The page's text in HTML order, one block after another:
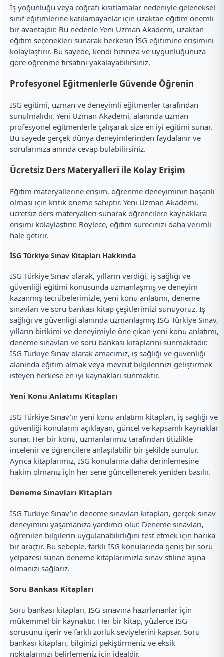
İş yoğunluğu veya coğrafi kısıtlamalar nedeniyle geleneksel
sınıf eğitimlerine katılamayanlar için uzaktan eğitim önemli
bir avantajdır. Bu nedenle Yeni Uzman Akademi, uzaktan
eğitim seçenekleri sunarak herkesin İSG eğitimine erişimini
kolaylaştırır. Bu sayede, kendi hızınıza ve uygunluğunuza
göre öğrenme fırsatını yakalayabilirsiniz.
Profesyonel Eğitmenlerle Güvende Öğrenin
İSG eğitimi, uzman ve deneyimli eğitmenler tarafından
sunulmalıdır. Yeni Uzman Akademi, alanında uzman
profesyonel eğitmenlerle çalışarak size en iyi eğitimi sunar.
Bu sayede gerçek dünya deneyimlerinden faydalanır ve
sorularınıza anında cevap bulabilirsiniz.
Ücretsiz Ders Materyalleri ile Kolay Erişim
Eğitim materyallerine erişim, öğrenme deneyiminin başarılı
olması için kritik öneme sahiptir. Yeni Uzman Akademi,
ücretsiz ders materyalleri sunarak öğrencilere kaynaklara
erişimi kolaylaştırır. Böylece, eğitim sürecinizi daha verimli
hale getirir.
İSG Türkiye Sınav Kitapları Hakkında
İSG Türkiye Sınav olarak, yılların verdiği, iş sağlığı ve
güvenliği eğitimi konusunda uzmanlaşmış ve deneyim
kazanmış tecrübelerimizle, yeni konu anlatımı, deneme
sınavları ve soru bankası kitap çeşitlerimizi sunuyoruz. İş
sağlığı ve güvenliği alanında uzmanlaşmış İSG Türkiye Sınav,
yılların birikimi ve deneyimiyle öne çıkan yeni konu anlatımı,
deneme sınavları ve soru bankası kitaplarını sunmaktadır.
İSG Türkiye Sınav olarak amacımız, iş sağlığı ve güvenliği
alanında eğitim almak veya mevcut bilgilerinizi geliştirmek
isteyen herkese en iyi kaynakları sunmaktır.
Yeni Konu Anlatımı Kitapları
İSG Türkiye Sınav’ın yeni konu anlatımı kitapları, iş sağlığı ve
güvenliği konularını açıklayan, güncel ve kapsamlı kaynaklar
sunar. Her bir konu, uzmanlarımız tarafından titizlikle
incelenir ve öğrencilere anlaşılabilir bir şekilde sunulur.
Ayrıca kitaplarımız, İSG konularına daha derinlemesine
hakim olmanız için her sene güncellenerek yeniden basılır.
Deneme Sınavları Kitapları
İSG Türkiye Sınav’ın deneme sınavları kitapları, gerçek sınav
deneyimini yaşamanıza yardımcı olur. Deneme sınavları,
öğrenilen bilgilerin uygulanabilirliğini test etmek için harika
bir araçtır. Bu sebeple, farklı İSG konularında geniş bir soru
yelpazesi sunan deneme kitaplarımızla sınav stiline aşina
olmanızı sağlarız.
Soru Bankası Kitapları
Soru bankası kitapları, İSG sınavına hazırlananlar için
mükemmel bir kaynaktır. Her bir kitap, yüzlerce İSG
sorusunu içerir ve farklı zorluk seviyelerini kapsar. Soru
bankası kitapları, bilginizi pekiştirmeniz ve eksik
noktalarınızı belirlemeniz için idealdir.